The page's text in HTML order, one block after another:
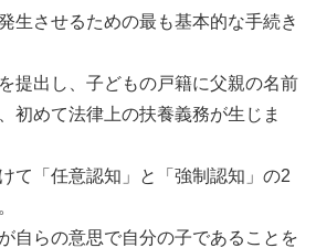
生させるための最も基本的な手続き
提出し、子どもの戸籍に父親の名前
初めて法律上の扶養義務が生じま
て「任意認知」と「強制認知」の2
自らの意思で自分の子であることを